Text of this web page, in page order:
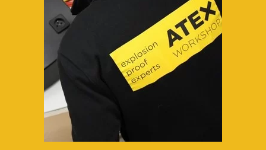
Voir plus...